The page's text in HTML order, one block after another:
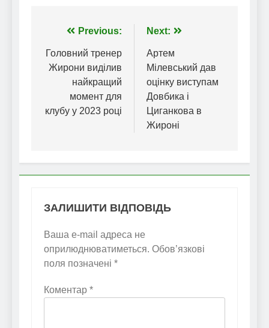
Навігація
записів
Previous:
Головний тренер
Жирони виділив
найкращий
момент для
клубу у 2023 році
Next:
Артем
Мілевський дав
оцінку виступам
Довбика і
Циганкова в
Жироні
ЗАЛИШИТИ ВІДПОВІДЬ
Ваша e-mail адреса не
оприлюднюватиметься. Обов’язкові
поля позначені *
Коментар *